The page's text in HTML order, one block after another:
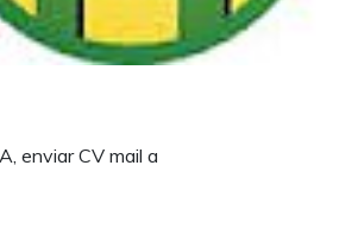
enviar CV mail a